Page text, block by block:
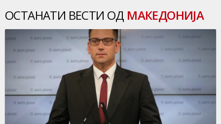
ОСТАНАТИ ВЕСТИ ОД МАКЕДОНИЈА